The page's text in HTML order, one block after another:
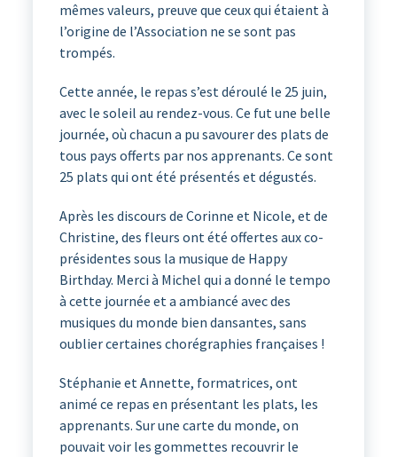
mêmes valeurs, preuve que ceux qui étaient à
l’origine de l’Association ne se sont pas
trompés.
Cette année, le repas s’est déroulé le 25 juin,
avec le soleil au rendez-vous. Ce fut une belle
journée, où chacun a pu savourer des plats de
tous pays offerts par nos apprenants. Ce sont
25 plats qui ont été présentés et dégustés.
Après les discours de Corinne et Nicole, et de
Christine, des fleurs ont été offertes aux co-
présidentes sous la musique de Happy
Birthday. Merci à Michel qui a donné le tempo
à cette journée et a ambiancé avec des
musiques du monde bien dansantes, sans
oublier certaines chorégraphies françaises !
Stéphanie et Annette, formatrices, ont
animé ce repas en présentant les plats, les
apprenants. Sur une carte du monde, on
pouvait voir les gommettes recouvrir le